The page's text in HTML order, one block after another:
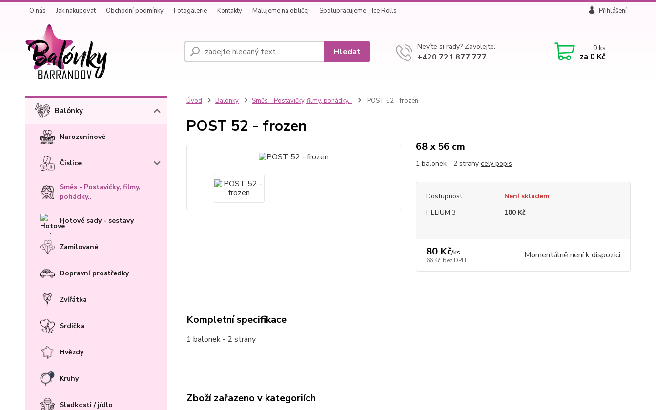
O nás Jak nakupovat Obchodní podmínky Fotogalerie Kontakty Malujeme na obličej Spolupracujeme - Ice Rolls Přihlášení
Hledat Nevíte si rady? Zavolejte.
+420 721 877 777
0ks
za 0 Kč
Balónky
Narozeninové
Číslice
Směs - Postavičky, filmy,
pohádky..
Hotové sady - sestavy
Zamilované
Dopravní prostředky
Zvířátka
Srdíčka
Hvězdy
Kruhy
Sladkosti / jídlo
Úvod Balónky Směs - Postavičky, filmy, pohádky.. POST 52 - frozen
POST 52 - frozen
68 x 56 cm
1 balonek - 2 strany celý popis
Dostupnost
Není skladem
HELIUM 3
100 Kč
80 Kč/ks
66 Kč bez DPH Momentálně není k dispozici
Kompletní specifikace
1 balonek - 2 strany
Zboží zařazeno v kategoriích